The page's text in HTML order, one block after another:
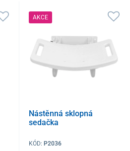
AKCE
Nástěnná sklopná
sedačka
KÓD: P2036